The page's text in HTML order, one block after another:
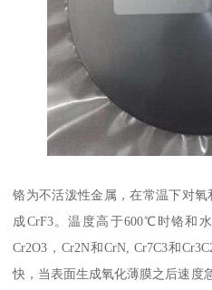
铬为不活泼性金属，在常温下对
成CrF3。温度高于600℃时铬和
Cr2O3，Cr2N和CrN, Cr7C3和
快，当表面生成氧化薄膜之后速度